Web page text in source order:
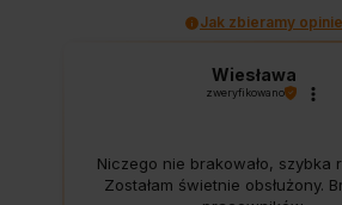
Jak zbieramy
Wiesława
zweryfikowano
Niczego nie brakowało, szybka
Zostałam świetnie obsłużony.